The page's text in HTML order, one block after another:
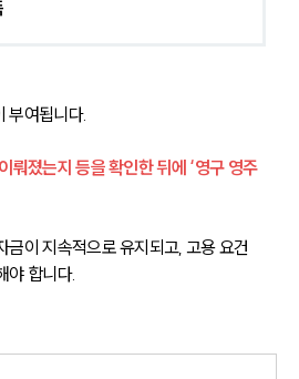
부여됩니다.
뤄졌는지 등을 확인한 뒤에 ‘영구 영주
금이 지속적으로 유지되고, 고용 요건
야 합니다.